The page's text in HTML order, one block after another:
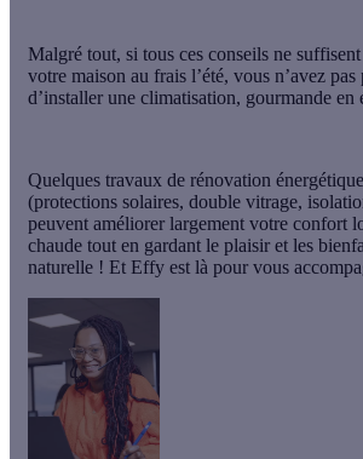
Malgré tout, si tous ces conseils ne
votre maison au frais l’été, vous n’avez
d’installer une climatisation, gourmande en
Quelques travaux de rénovation
(protections solaires, double vitrage,
peuvent améliorer largement votre confort
chaude tout en gardant le plaisir et les
naturelle ! Et Effy est là pour vous